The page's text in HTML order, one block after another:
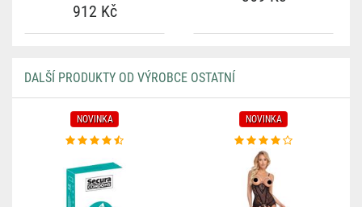
912 Kč
DALŠÍ PRODUKTY OD VÝROBCE OSTATNÍ
NOVINKA NOVINKA